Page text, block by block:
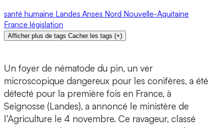
santé humaine Landes Anses Nord Nouvelle-Aquitaine
France législation
Afficher plus de tags Cacher les tags (+)
Un foyer de nématode du pin, un ver
microscopique dangereux pour les conifères, a été
détecté pour la première fois en France, à
Seignosse (Landes), a annoncé le ministère de
l’Agriculture le 4 novembre. Ce ravageur, classé